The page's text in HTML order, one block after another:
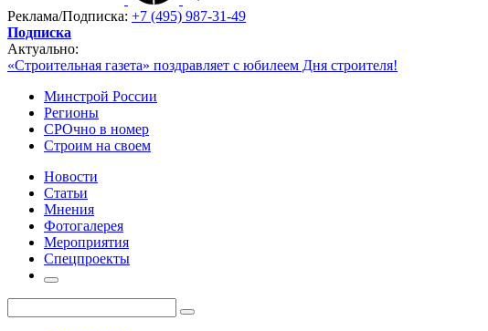
Реклама/Подписка: +7 (495) 987-31-49
Подписка
Актуально:
«Строительная газета» поздравляет с юбилеем Дня строителя!
Минстрой России
Регионы
СРОчно в номер
Строим на своем
Новости
Статьи
Мнения
Фотогалерея
Мероприятия
Спецпроекты